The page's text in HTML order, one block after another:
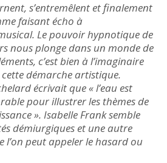
s’entremêlent et finalement
faisant écho à
Le pouvoir hypnotique de
nous plonge dans un monde de
c’est bien à l’imaginaire
démarche artistique.
écrivait que « l’eau est
pour illustrer les thèmes de
». Isabelle Frank semble
démiurgiques et une autre
l’on peut appeler le hasard ou